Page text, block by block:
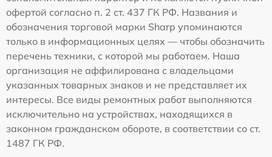
офертой согласно п. 2 ст. 437 ГК РФ. Названия и
обозначения торговой марки Sharp упоминаются
только в информационных целях — чтобы обозначить
перечень техники, с которой мы работаем. Наша
организация не аффилирована с владельцами
указанных товарных знаков и не представляет их
интересы. Все виды ремонтных работ выполняются
исключительно на устройствах, находящихся в
законном гражданском обороте, в соответствии со ст.
1487 ГК РФ.